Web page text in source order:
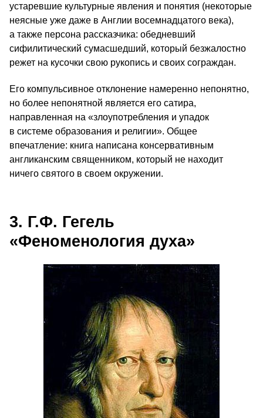
устаревшие культурные явления и понятия (некоторые
неясные уже даже в Англии восемнадцатого века),
а также персона рассказчика: обедневший
сифилитический сумасшедший, который безжалостно
режет на кусочки свою рукопись и своих сограждан.
Его компульсивное отклонение намеренно непонятно,
но более непонятной является его сатира,
направленная на «злоупотребления и упадок
в системе образования и религии». Общее
впечатление: книга написана консервативным
англиканским священником, который не находит
ничего святого в своем окружении.
3. Г.Ф. Гегель
«Феноменология духа»